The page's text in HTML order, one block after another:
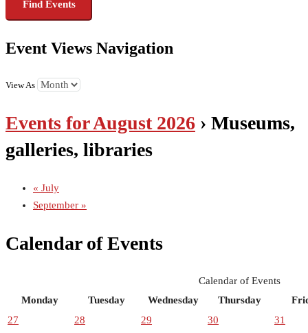
Event Views Navigation
View As
Events for August 2026 › Museums,
galleries, libraries
« July
September »
Calendar of Events
Calendar of Events
Monday
Tuesday Wednesday Thursday
27
28 29 30 31